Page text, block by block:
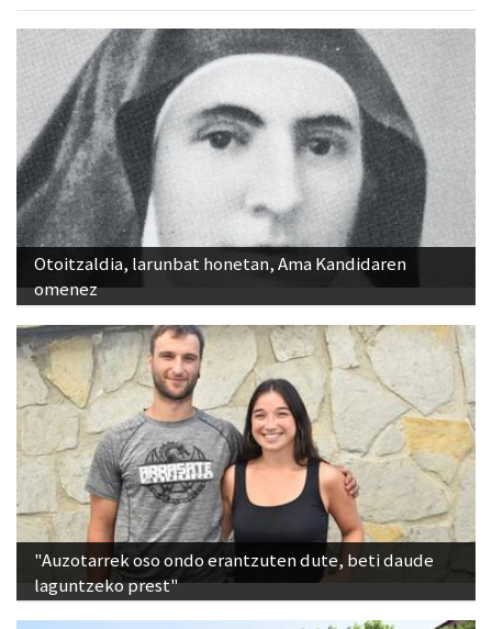
Otoitzaldia, larunbat honetan, Ama Kandidaren
omenez
"Auzotarrek oso ondo erantzuten dute, beti daude
laguntzeko prest"